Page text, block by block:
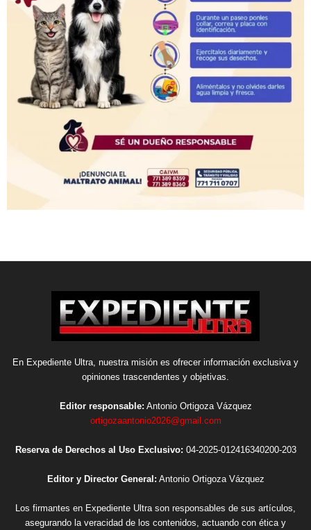
En Expediente Ultra, nuestra misión es ofrecer información exclusiva y
opiniones trascendentes y objetivas.
Editor responsable: Antonio Ortigoza Vázquez
ortigozaantonio2026@gmail.com
Reserva de Derechos al Uso Exclusivo: 04-2025-012416340200-203
Editor y Director General: Antonio Ortigoza Vázquez
Los firmantes en Expediente Ultra son responsables de sus artículos,
asegurando la veracidad de los contenidos, actuando con ética y